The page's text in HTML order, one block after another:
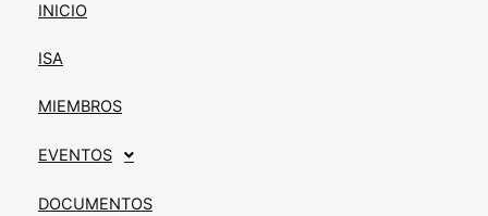
INICIO
ISA
MIEMBROS
EVENTOS
DOCUMENTOS